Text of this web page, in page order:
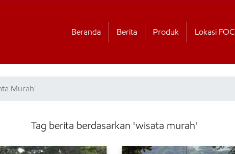
Beranda Berita Produk Lokasi FOC
Murah'
Tag berita berdasarkan 'wisata murah'